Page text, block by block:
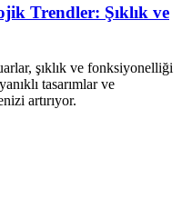
Trendler: Şıklık ve
şıklık ve fonksiyonelliği
tasarımlar ve
artırıyor.